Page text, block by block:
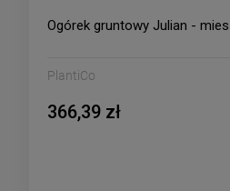
Ogórek gruntowy Julian -
PlantiCo
366,39 zł